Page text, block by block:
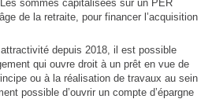
sommes capitalisées sur un PER
de la retraite, pour financer l’acquisition
depuis 2018, il est possible
qui ouvre droit à un prêt en vue de
ou à la réalisation de travaux au sein
possible d’ouvrir un compte d’épargne